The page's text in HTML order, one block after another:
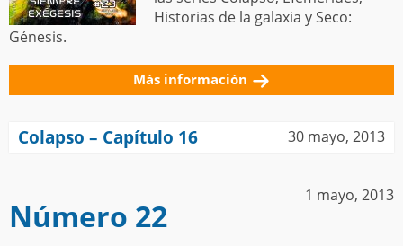
Historias de la galaxia y Seco:
Génesis.
Más información
Colapso – Capítulo 16 30 mayo, 2013
Número 22
1 mayo, 2013